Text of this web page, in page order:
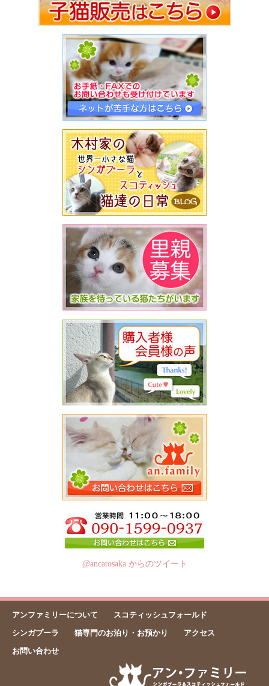
@ancatosaka からのツイート
アンファミリーについて
スコティッシュフォールド
シンガプーラ
猫専門のお泊り・お預かり
アクセス
お問い合わせ